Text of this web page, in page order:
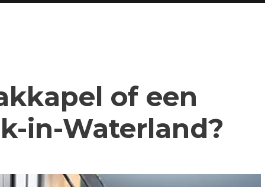
of een
in-Waterland?